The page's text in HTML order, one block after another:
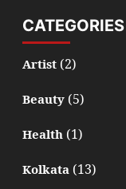
CATEGORIES
Artist(2)
Beauty(5)
Health(1)
Kolkata(13)